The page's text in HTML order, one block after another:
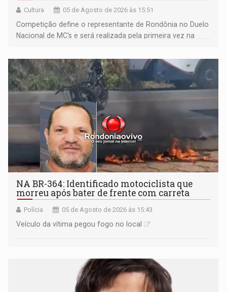
Cultura 05 de Agosto de 2026 às 15:51
Competição define o representante de Rondônia no Duelo
Nacional de MC's e será realizada pela primeira vez na
NA BR-364: Identificado motociclista que
morreu após bater de frente com carreta
Polícia 05 de Agosto de 2026 às 15:43
Veículo da vítima pegou fogo no local